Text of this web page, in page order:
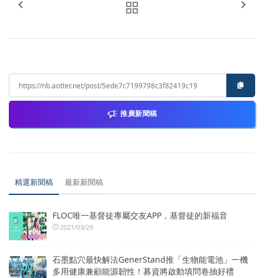
推廣新聞稿
精選新聞稿 最新新聞稿
FLOC唯一基督徒專屬交友APP，基督徒的新福音
2021/03/29
石墨點穴最快解法GenerStand推「生物能電池」一機
多用健康兼顧能源韌性！募資將啟動填問卷抽好禮